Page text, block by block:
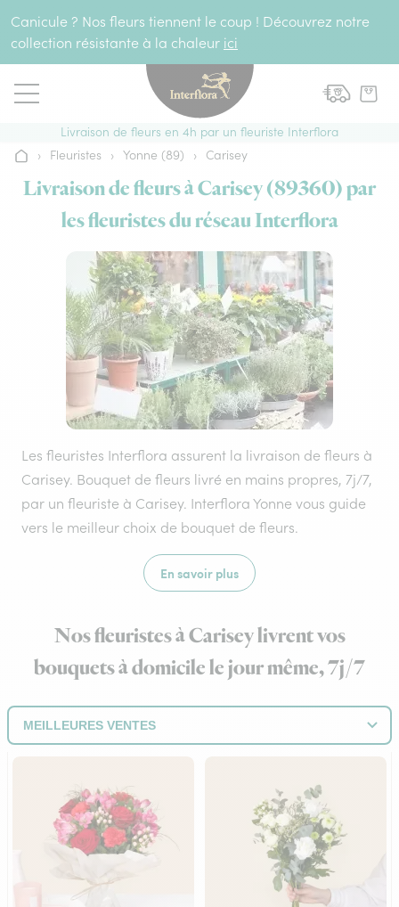
Canicule ? Nos fleurs tiennent le coup ! Découvrez notre
collection résistante à la chaleur ici
Livraison de fleurs en 4h par un fleuriste Interflora
Accueil
› Fleuristes › Yonne (89) › Carisey
Livraison de fleurs à Carisey (89360) par
les fleuristes du réseau Interflora
Les fleuristes Interflora assurent la livraison de fleurs à
Carisey. Bouquet de fleurs livré en mains propres, 7j/7,
par un fleuriste à Carisey. Interflora Yonne vous guide
vers le meilleur choix de bouquet de fleurs.
En savoir plus
Nos fleuristes à Carisey livrent vos
bouquets à domicile le jour même, 7j/7